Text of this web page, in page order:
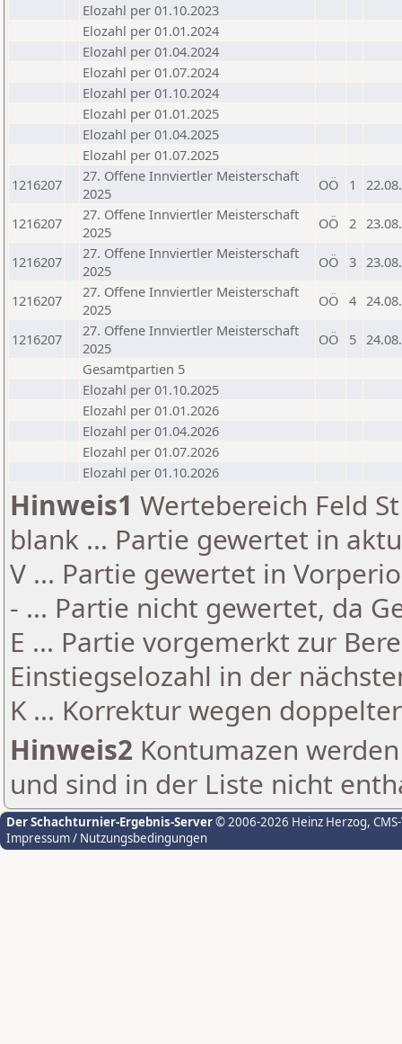
Elozahl per 01.10.2023
Elozahl per 01.01.2024
Elozahl per 01.04.2024
Elozahl per 01.07.2024
Elozahl per 01.10.2024
Elozahl per 01.01.2025
Elozahl per 01.04.2025
Elozahl per 01.07.2025
1216207
27. Offene Innviertler Meisterschaft
2025
OÖ 1
1216207
27. Offene Innviertler Meisterschaft
2025
OÖ 2
1216207
27. Offene Innviertler Meisterschaft
2025
OÖ 3
1216207
27. Offene Innviertler Meisterschaft
2025
OÖ 4
1216207
27. Offene Innviertler Meisterschaft
2025
OÖ 5
Gesamtpartien 5
Elozahl per 01.10.2025
Elozahl per 01.01.2026
Elozahl per 01.04.2026
Elozahl per 01.07.2026
Elozahl per 01.10.2026
Hinweis1 Wertebereich Feld
blank ... Partie gewertet in
V ... Partie gewertet in
- ... Partie nicht gewertet, da
E ... Partie vorgemerkt zur
Einstiegselozahl in der
K ... Korrektur wegen
Hinweis2 Kontumazen
und sind in der Liste nicht
Der Schachturnier-Ergebnis-Server© 2006-2026 Heinz Herzog,
Impressum / Nutzungsbedingungen